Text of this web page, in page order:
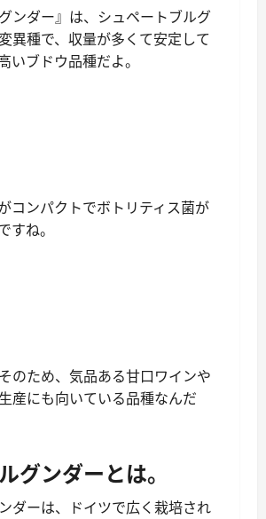
ンダー』は、シュペートブルグ
異種で、収量が多くて安定して
いブドウ品種だよ。
コンパクトでボトリティス菌が
すね。
のため、気品ある甘口ワインや
産にも向いている品種なんだ
グンダーとは。
ダーは、ドイツで広く栽培され